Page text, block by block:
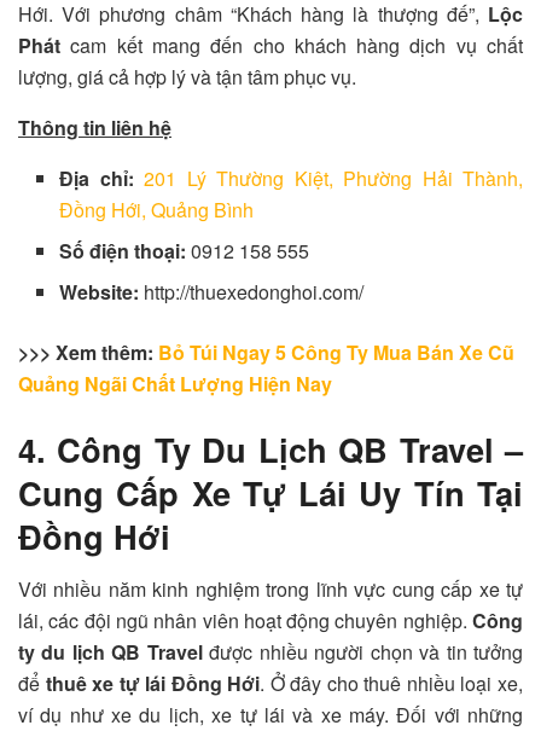
Hới. Với phương châm “Khách hàng là thượng đế”, Lộc
Phát cam kết mang đến cho khách hàng dịch vụ chất
lượng, giá cả hợp lý và tận tâm phục vụ.
Thông tin liên hệ
Địa chỉ:201 Lý Thường Kiệt, Phường Hải Thành,
Đồng Hới, Quảng Bình
Số điện thoại:0912 158 555
Website: http://thuexedonghoi.com/
>>> Xem thêm: Bỏ Túi Ngay 5 Công Ty Mua Bán Xe Cũ
Quảng Ngãi Chất Lượng Hiện Nay
4. Công Ty Du Lịch QB Travel –
Cung Cấp Xe Tự Lái Uy Tín Tại
Đồng Hới
Với nhiều năm kinh nghiệm trong lĩnh vực cung cấp xe tự
lái, các đội ngũ nhân viên hoạt động chuyên nghiệp. Công
ty du lịch QB Travelđược nhiều người chọn và tin tưởng
để thuê xe tự lái Đồng Hới. Ở đây cho thuê nhiều loại xe,
ví dụ như xe du lịch, xe tự lái và xe máy. Đối với những